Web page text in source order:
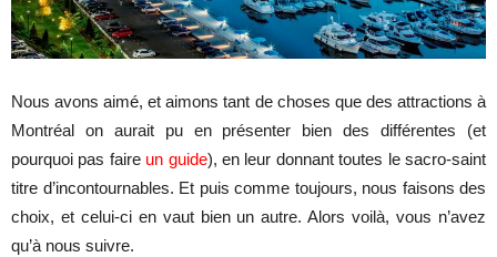
Nous avons aimé, et aimons tant de choses que des attractions à
Montréal on aurait pu en présenter bien des différentes (et
pourquoi pas faire un guide), en leur donnant toutes le sacro-saint
titre d’incontournables. Et puis comme toujours, nous faisons des
choix, et celui-ci en vaut bien un autre. Alors voilà, vous n’avez
qu’à nous suivre.